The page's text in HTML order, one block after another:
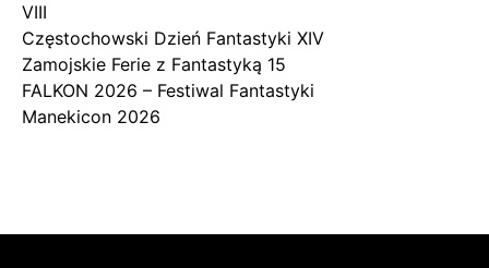
VIII
Częstochowski Dzień Fantastyki XIV
Zamojskie Ferie z Fantastyką 15
FALKON 2026 – Festiwal Fantastyki
Manekicon 2026